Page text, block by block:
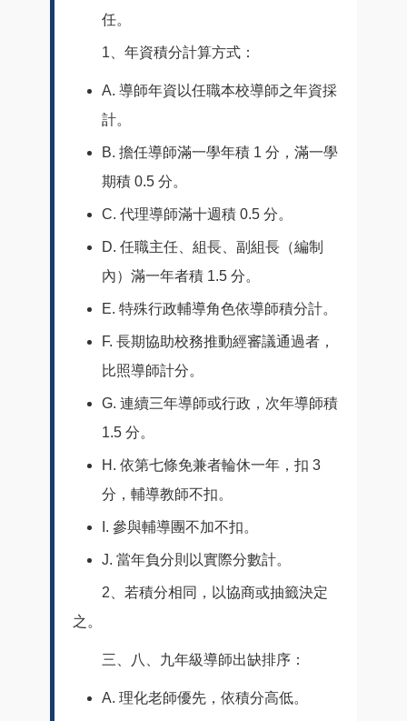
任。
1、年資積分計算方式：
A. 導師年資以任職本校導師之年資採
計。
B. 擔任導師滿一學年積 1 分，滿一學
期積 0.5 分。
C. 代理導師滿十週積 0.5 分。
D. 任職主任、組長、副組長（編制
內）滿一年者積 1.5 分。
E. 特殊行政輔導角色依導師積分計。
F. 長期協助校務推動經審議通過者，
比照導師計分。
G. 連續三年導師或行政，次年導師積
1.5 分。
H. 依第七條免兼者輪休一年，扣 3
分，輔導教師不扣。
I. 參與輔導團不加不扣。
J. 當年負分則以實際分數計。
2、若積分相同，以協商或抽籤決定
之。
三、八、九年級導師出缺排序：
A. 理化老師優先，依積分高低。